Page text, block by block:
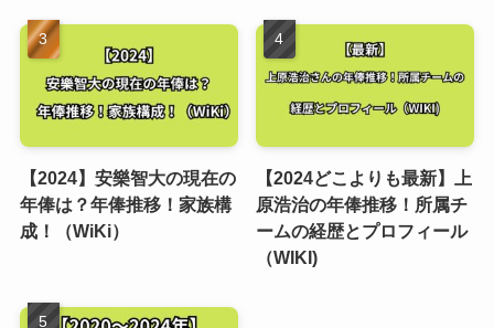
【2024】安樂智大の現在の
年俸は？年俸推移！家族構
成！（WiKi）
【2024どこよりも最新】上
原浩治の年俸推移！所属チ
ームの経歴とプロフィール
（WIKI)